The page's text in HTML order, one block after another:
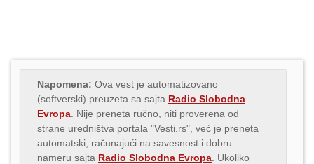
Napomena: Ova vest je automatizovano
(softverski) preuzeta sa sajta Radio Slobodna
Evropa . Nije preneta ručno, niti proverena od
strane uredništva portala "Vesti.rs", već je preneta
automatski, računajući na savesnost i dobru
nameru sajta Radio Slobodna Evropa . Ukoliko